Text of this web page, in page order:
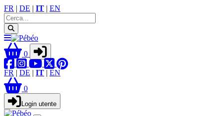
FR | DE | IT | EN
0
FR | DE | IT | EN
0
Login utente